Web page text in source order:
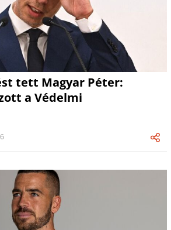
tett Magyar Péter:
a Védelmi